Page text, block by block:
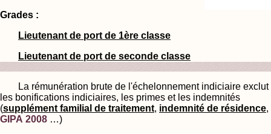
Grades :
Lieutenant de port de 1ère classe
Lieutenant de port de seconde classe
La rémunération brute de l'échelonnement indiciaire exclut
les bonifications indiciaires, les primes et les indemnités
(supplément familial de traitement, indemnité de résidence,
GIPA 2008 …)